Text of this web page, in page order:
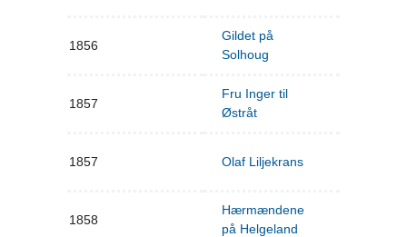
1856
Gildet på
Solhoug
1857
Fru Inger til
Østråt
1857 Olaf Liljekrans
1858
Hærmændene
på Helgeland